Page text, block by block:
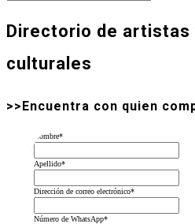
Directorio de
culturales
>>Encuentra con quien
Nombre*
Apellido*
Dirección de correo electrónico*
Número de WhatsApp*